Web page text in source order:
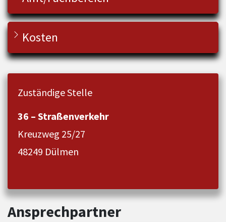
Kosten
Zuständige Stelle
36 – Straßenverkehr
Kreuzweg 25/27
48249 Dülmen
Ansprechpartner